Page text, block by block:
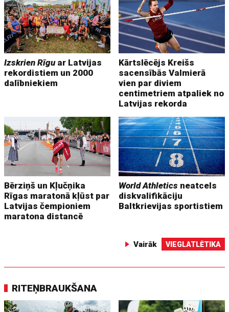
Izskrien Rīguar Latvijas
rekordistiem un 2000
dalībniekiem
Kārtslēcējs Kreišs
sacensībās Valmierā
vien par diviem
centimetriem atpaliek no
Latvijas rekorda
Bērziņš un Kļučņika
Rīgas maratonā kļūst par
Latvijas čempioniem
maratona distancē
World Athletics neatcels
diskvalifikāciju
Baltkrievijas sportistiem
Vairāk VIEGLATLĒTIKA
RITEŅBRAUKŠANA